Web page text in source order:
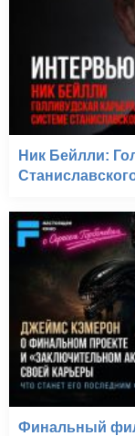
Ник Бейлли:
Финальный